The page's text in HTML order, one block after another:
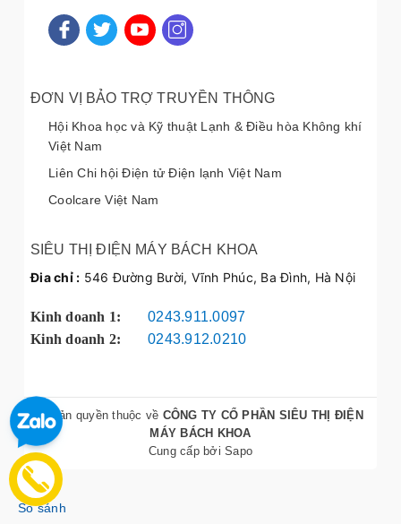
ĐƠN VỊ BẢO TRỢ TRUYỀN THÔNG
Hội Khoa học và Kỹ thuật Lạnh & Điều hòa Không khí
Việt Nam
Liên Chi hội Điện tử Điện lạnh Việt Nam
Coolcare Việt Nam
SIÊU THỊ ĐIỆN MÁY BÁCH KHOA
Đia chỉ : 546 Đường Bười, Vĩnh Phúc, Ba Đình, Hà Nội
Kinh doanh 1:
0243.911.0097
Kinh doanh 2:
0243.912.0210
© Bản quyền thuộc về CÔNG TY CỔ PHẦN SIÊU THỊ ĐIỆN
MÁY BÁCH KHOA
Cung cấp bởiSapo
So sánh